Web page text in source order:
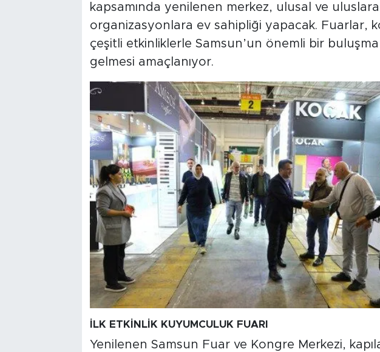
kapsamında yenilenen merkez, ulusal ve
organizasyonlara ev sahipliği yapacak. Fuarlar,
çeşitli etkinliklerle Samsun’un önemli bir
gelmesi amaçlanıyor.
İLK ETKİNLİK KUYUMCULUK FUARI
Yenilenen Samsun Fuar ve Kongre Merkezi,